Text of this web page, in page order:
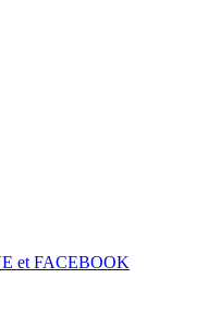
et FACEBOOK